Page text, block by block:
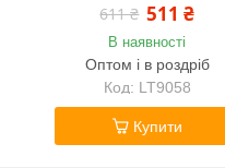
611 ₴ 511 ₴
В наявності
Оптом і в роздріб
LT9058
Купити